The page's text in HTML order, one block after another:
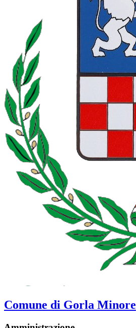
Comune di Gorla Minore